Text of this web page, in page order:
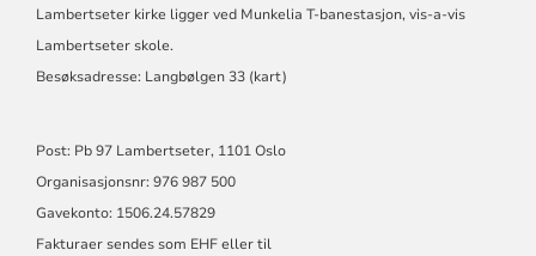
Lambertseter kirke ligger ved Munkelia T-banestasjon, vis-a-vis
Lambertseter skole.
Besøksadresse: Langbølgen 33 (kart)
Post: Pb 97 Lambertseter, 1101 Oslo
Organisasjonsnr: 976 987 500
Gavekonto: 1506.24.57829
Fakturaer sendes som EHF eller til